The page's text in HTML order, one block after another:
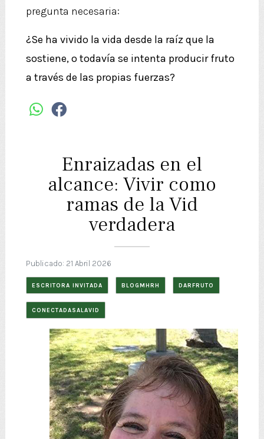
pregunta necesaria:
¿Se ha vivido la vida desde la raíz que la
sostiene, o todavía se intenta producir fruto
a través de las propias fuerzas?
Enraizadas en el
alcance: Vivir como
ramas de la Vid
verdadera
Publicado: 21 Abril 2026
ESCRITORA INVITADA BLOGMHRH DARFRUTO
CONECTADASALAVID